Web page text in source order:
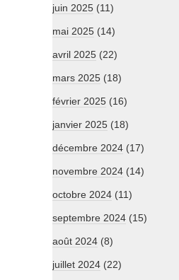
juin 2025 (11)
mai 2025 (14)
avril 2025 (22)
mars 2025 (18)
février 2025 (16)
janvier 2025 (18)
décembre 2024 (17)
novembre 2024 (14)
octobre 2024 (11)
septembre 2024 (15)
août 2024 (8)
juillet 2024 (22)